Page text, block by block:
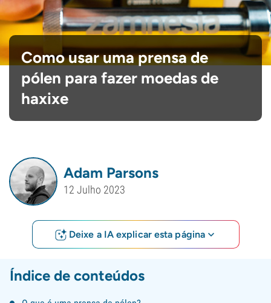
Como usar uma prensa de
pólen para fazer moedas de
haxixe
Adam Parsons
12 Julho 2023
Deixe a IA explicar esta página
Índice de conteúdos